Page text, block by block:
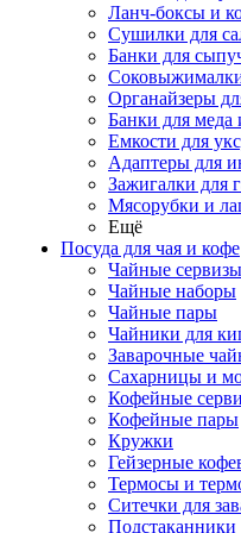
Ланч-боксы и
Сушилки для
Банки для
Органайзеры
Банки для меда
Емкости для
Адаптеры для
Зажигалки для
Мясорубки и
Ещё
Посуда для чая и кофе
Чайные сервизы
Чайные наборы
Чайные пары
Чайники для
Заварочные
Сахарницы и
Кофейные
Кофейные пары
Кружки
Гейзерные
Термосы и
Ситечки для
Подстаканники